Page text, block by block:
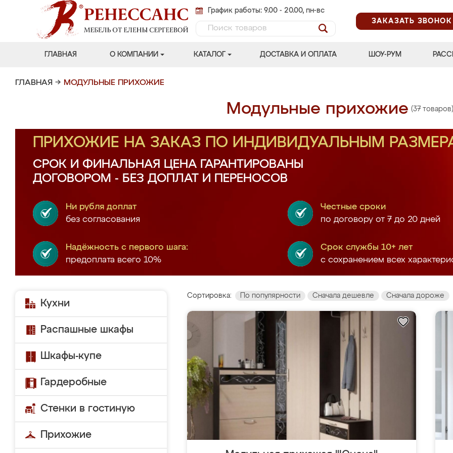
График работы: 9.00 - 20.00, пн-вс
ЗАКАЗАТЬ ЗВОНОК
ГЛАВНАЯ О КОМПАНИИ КАТАЛОГ ДОСТАВКА И ОПЛАТА ШОУ-РУМ
ГЛАВНАЯ → МОДУЛЬНЫЕ ПРИХОЖИЕ
Модульные прихожие (37 товаров)
ПРИХОЖИЕ НА ЗАКАЗ ПО ИНДИВИДУАЛЬНЫМ
СРОК И ФИНАЛЬНАЯ ЦЕНА ГАРАНТИРОВАНЫ
ДОГОВОРОМ - БЕЗ ДОПЛАТ И ПЕРЕНОСОВ
Ни рубля доплат
без согласования
Честные сроки
по договору от 7 до 20 дней
Надёжность с первого шага:
предоплата всего 10%
Срок службы 10+ лет
с сохранением всех
Кухни
Распашные шкафы
Шкафы-купе
Гардеробные
Стенки в гостиную
Прихожие
Сортировка: По популярности Сначала дешевле Сначала дороже